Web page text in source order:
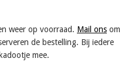
weer op voorraad. Mail ons om
de bestelling. Bij iedere
mee.